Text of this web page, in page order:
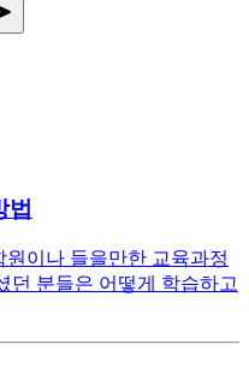
법
이나 들을만한 교육과정
던 분들은 어떻게 학습하고